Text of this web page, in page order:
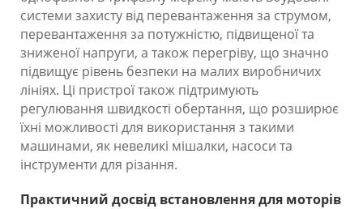
системи захисту від перевантаження за струмом,
перевантаження за потужністю, підвищеної та
зниженої напруги, а також перегріву, що значно
підвищує рівень безпеки на малих виробничих
лініях. Ці пристрої також підтримують
регулювання швидкості обертання, що розширює
їхні можливості для використання з такими
машинами, як невеликі мішалки, насоси та
інструменти для різання.
Практичний досвід встановлення для моторів